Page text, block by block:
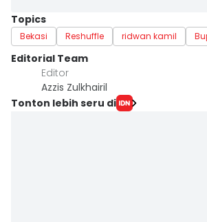
Topics
Bekasi Reshuffle ridwan kamil
Editorial Team
Editor
Azzis Zulkhairil
Tonton lebih seru di